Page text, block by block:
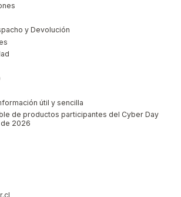
y Devolución
útil y sencilla
de productos participantes del Cyber Day
2026